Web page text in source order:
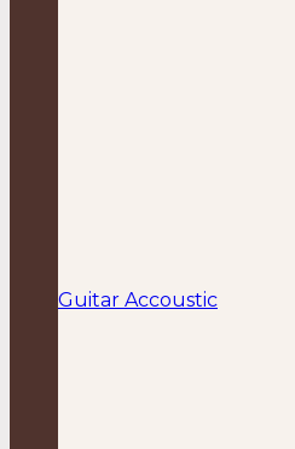
Guitar Accoustic